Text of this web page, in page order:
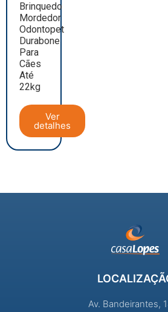
Brinquedo
Mordedor
Odontopet
Durabone
Para
Cães
Até
22kg
Ver
detalhes
Av. Bandeirantes,